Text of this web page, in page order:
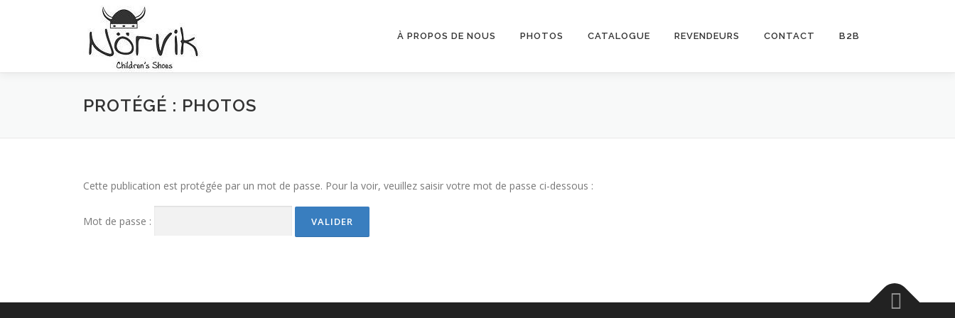
À PROPOS DE NOUS PHOTOS CATALOGUE REVENDEURS CONTACT B2B
PROTÉGÉ : PHOTOS
Cette publication est protégée par un mot de passe. Pour la voir, veuillez saisir votre mot de passe ci-dessous :
Mot de passe :